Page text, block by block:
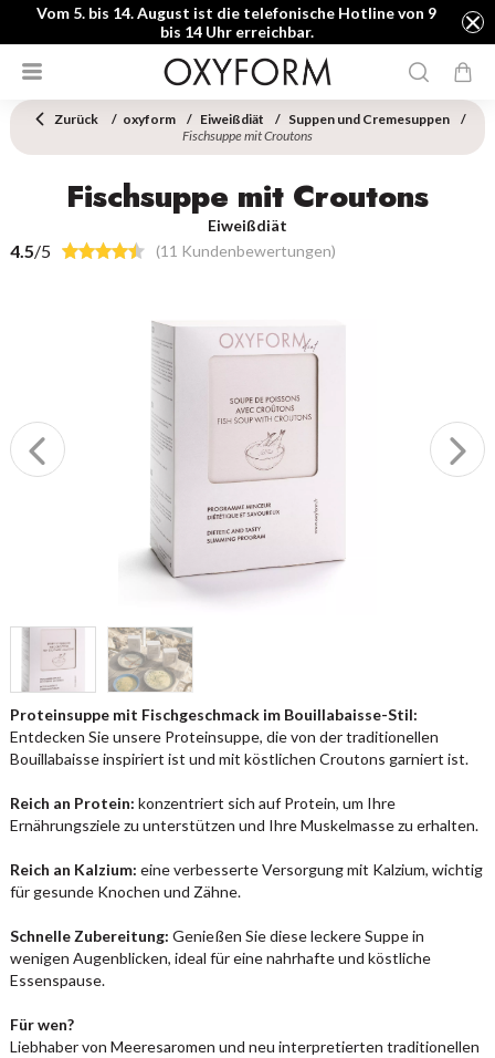
Vom 5. bis 14. August ist die telefonische Hotline von 9
bis 14 Uhr erreichbar.
Zurück oxyform Eiweißdiät
Suppen und Cremesuppen
Fischsuppe mit Croutons
Fischsuppe mit Croutons
Eiweißdiät
4.5/5 (11 Kundenbewertungen)
Proteinsuppe mit Fischgeschmack im Bouillabaisse-Stil:
Entdecken Sie unsere Proteinsuppe, die von der traditionellen
Bouillabaisse inspiriert ist und mit köstlichen Croutons garniert ist.
Reich an Protein: konzentriert sich auf Protein, um Ihre
Ernährungsziele zu unterstützen und Ihre Muskelmasse zu erhalten.
Reich an Kalzium: eine verbesserte Versorgung mit Kalzium, wichtig
für gesunde Knochen und Zähne.
Schnelle Zubereitung: Genießen Sie diese leckere Suppe in
wenigen Augenblicken, ideal für eine nahrhafte und köstliche
Essenspause.
Für wen?
Liebhaber von Meeresaromen und neu interpretierten traditionellen